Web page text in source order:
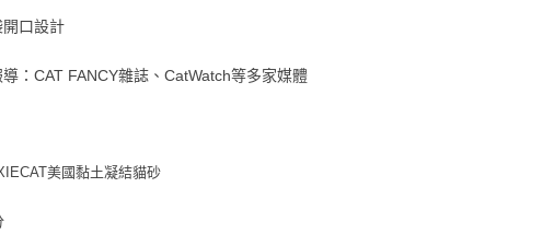
口設計
：CAT FANCY雜誌、CatWatch等多家媒體
美國黏土凝結貓砂